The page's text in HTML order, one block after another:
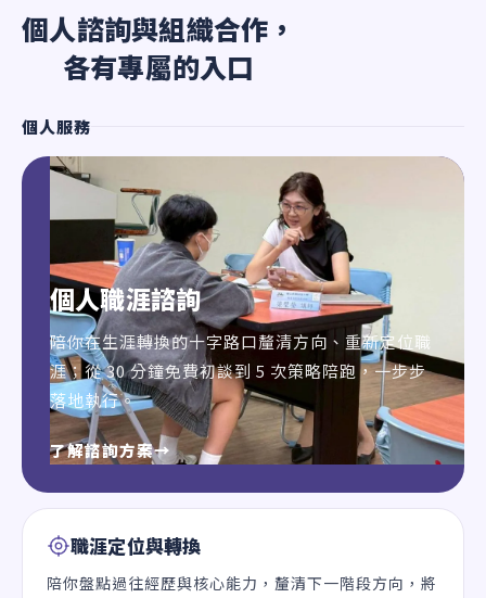
個人諮詢與組織合作，
各有專屬的入口
個人服務
個人職涯諮詢
陪你在生涯轉換的十字路口釐清方向、重新定位職
涯；從 30 分鐘免費初談到 5 次策略陪跑，一步步
落地執行。
了解諮詢方案→
職涯定位與轉換
陪你盤點過往經歷與核心能力，釐清下一階段方向，將